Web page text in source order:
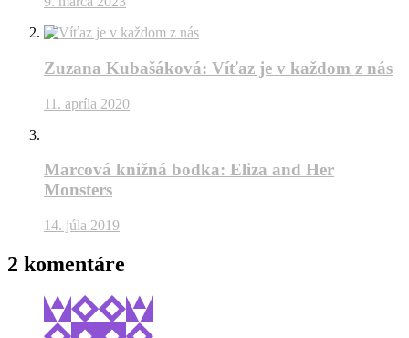
Zuzana Kubašáková: Víťaz je v každom z nás
11. apríla 2020
Marcová knižná bodka: Eliza and Her
Monsters
14. júla 2019
2 komentáre